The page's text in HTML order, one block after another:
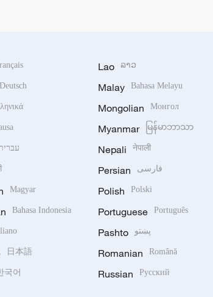
Deutsch
Magyar
Bahasa Indonesia
日本語
국어
Lao ລາວ
Malay Bahasa Melayu
Mongolian Монгол
Myanmar မြန်မာဘာသာ
Nepali नेपाली
Persian فارسی
Polish Polski
Portuguese Português
Pashto پښتو
Romanian Română
Russian Русский